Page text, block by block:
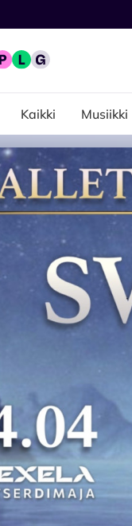
Kaikki Musiikki